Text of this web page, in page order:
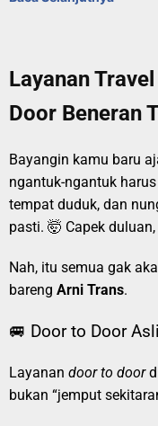
Layanan
Door Beneran
Bayangin kamu baru
ngantuk-ngantuk
tempat duduk, dan
pasti. 🤯 Capek duluan,
Nah, itu semua gak
bareng Arni Trans.
🚐 Door to Door
Layanan door to door
bukan “jemput